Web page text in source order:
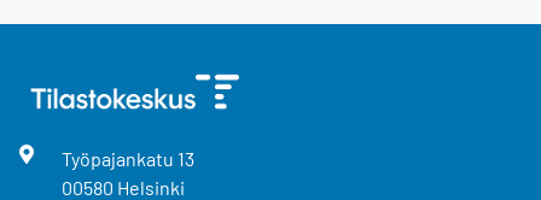
Työpajankatu 13
00580 Helsinki